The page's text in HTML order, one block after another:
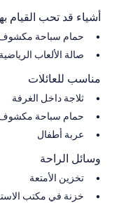
أشياء قد تحب القيام
حمام سباحة
صالة الألعاب الرياضية
مناسب للعائلات
ثلاجة داخل الغرفة
حمام سباحة
عربة أطفال
وسائل الراحة
تخزين الأمتعة
خزنة في مكتب